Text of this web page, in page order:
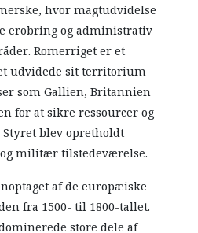
hvor magtudvidelse
erobring og administrativ
Romerriget er et
udvidede sit territorium
som Gallien, Britannien
for at sikre ressourcer og
blev opretholdt
militær tilstedeværelse.
af de europæiske
fra 1500- til 1800-tallet.
store dele af